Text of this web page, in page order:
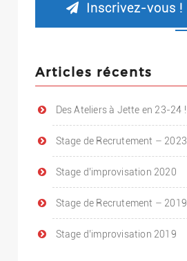
Inscrivez-vous !
Articles récents
Des Ateliers à Jette en 23-24 !
Stage de Recrutement – 2023
Stage d’improvisation 2020
Stage de Recrutement – 2019
Stage d’improvisation 2019